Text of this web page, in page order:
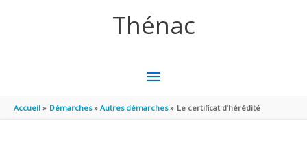
Thénac
MENU
PRINCIPAL
Accueil Démarches Autres démarches Le certificat d’hérédité